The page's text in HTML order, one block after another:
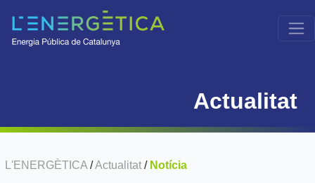
Actualitat
L'ENERGÈTICA /Actualitat / Notícia